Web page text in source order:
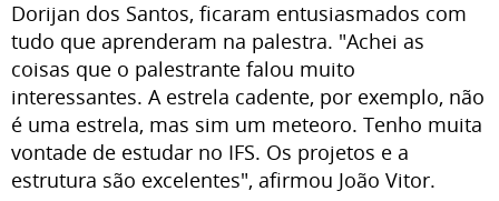
Dorijan dos Santos, ficaram entusiasmados com
tudo que aprenderam na palestra. "Achei as
coisas que o palestrante falou muito
interessantes. A estrela cadente, por exemplo, não
é uma estrela, mas sim um meteoro. Tenho muita
vontade de estudar no IFS. Os projetos e a
estrutura são excelentes", afirmou João Vitor.